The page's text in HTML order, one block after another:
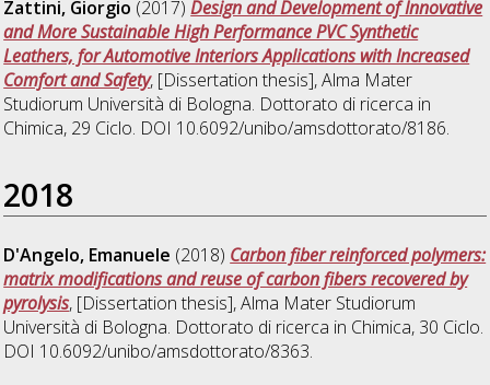
Zattini, Giorgio (2017)Design and Development of Innovative
and More Sustainable High Performance PVC Synthetic
Leathers, for Automotive Interiors Applications with Increased
Comfort and Safety, [Dissertation thesis], Alma Mater
Studiorum Università di Bologna. Dottorato di ricerca in
Chimica, 29 Ciclo. DOI 10.6092/unibo/amsdottorato/8186.
2018
D'Angelo, Emanuele (2018) Carbon fiber reinforced polymers:
matrix modifications and reuse of carbon fibers recovered by
pyrolysis, [Dissertation thesis], Alma Mater Studiorum
Università di Bologna. Dottorato di ricerca in Chimica, 30 Ciclo.
DOI 10.6092/unibo/amsdottorato/8363.